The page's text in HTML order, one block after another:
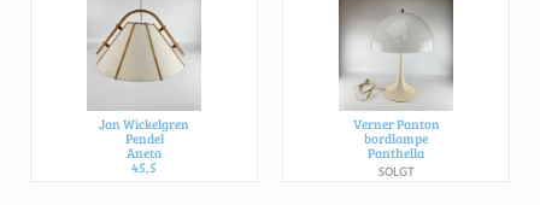
Jan Wickelgren
Pendel
Aneta
45,5
Verner Panton
bordlampe
Panthella
SOLGT